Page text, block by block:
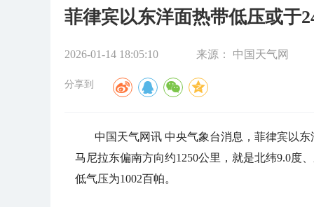
菲律宾以东洋面热带低压或于
2026-01-14 18:05:10 来源： 中国天气网
分享到
中国天气网讯 中央气象台消息，菲律宾以
马尼拉东偏南方向约1250公里，就是北纬9.0度
低气压为1002百帕。